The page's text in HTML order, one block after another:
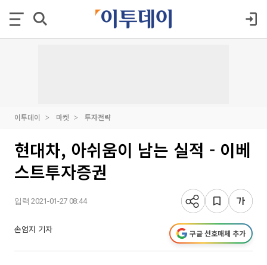
이투데이 마켓 투자전략
현대차, 아쉬움이 남는 실적 - 이베
스트투자증권
입력 2021-01-27 08:44
손엄지 기자 구글 선호매체 추가